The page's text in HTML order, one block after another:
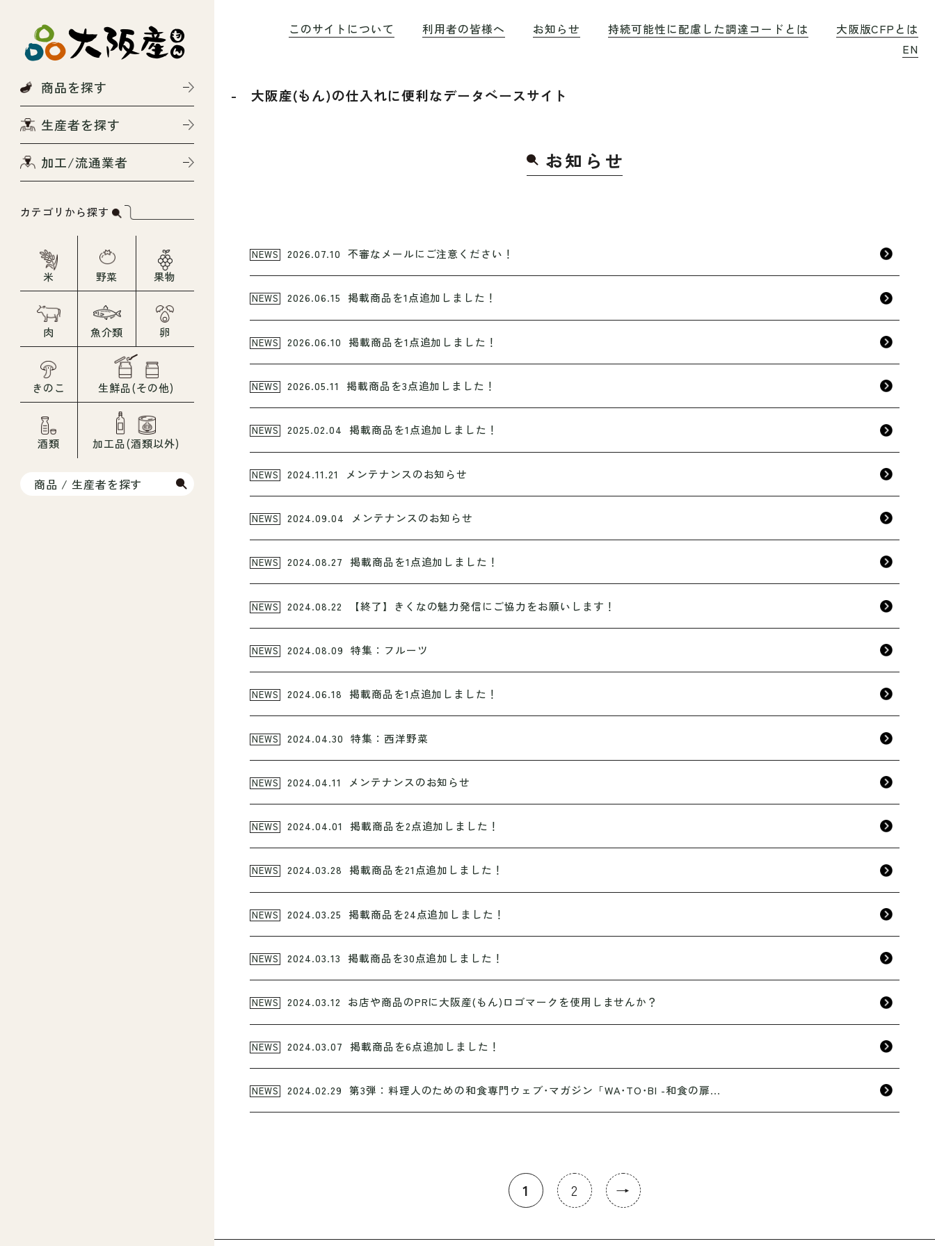
商品を探す
生産者を探す
加工/流通業者
カテゴリから探す
米 野菜 果物
肉 魚介類 卵
きのこ 生鮮品(その他)
酒類 加工品(酒類以外)
商品 / 生産者を探す
このサイトについて 利用者の皆様へ お知らせ 持続可能性に配慮した調達コードとは
大阪版CFPとは
EN
- 大阪産(もん)の仕入れに便利なデータベースサイト
お知ら せ
NEWS 2026.07.10 不審なメールにご注意ください！
NEWS 2026.06.15 掲載商品を1点追加しました！
NEWS 2026.06.10 掲載商品を1点追加しました！
NEWS 2026.05.11 掲載商品を3点追加しました！
NEWS 2025.02.04 掲載商品を1点追加しました！
NEWS 2024.11.21 メンテナンスのお知らせ
NEWS 2024.09.04 メンテナンスのお知らせ
NEWS 2024.08.27 掲載商品を1点追加しました！
NEWS 2024.08.22 【終了】きくなの魅力発信にご協力をお願いします！
NEWS 2024.08.09 特集：フルーツ
NEWS 2024.06.18 掲載商品を1点追加しました！
NEWS 2024.04.30 特集：西洋野菜
NEWS 2024.04.11 メンテナンスのお知らせ
NEWS 2024.04.01 掲載商品を2点追加しました！
NEWS 2024.03.28 掲載商品を21点追加しました！
NEWS 2024.03.25 掲載商品を24点追加しました！
NEWS 2024.03.13 掲載商品を30点追加しました！
NEWS 2024.03.12 お店や商品のPRに大阪産(もん)ロゴマークを使用しませんか？
NEWS 2024.03.07 掲載商品を6点追加しました！
NEWS 2024.02.29 第3弾：料理人のための和食専門ウェブ･マガジン「WA･TO･BI -和食の扉...
1 2 →